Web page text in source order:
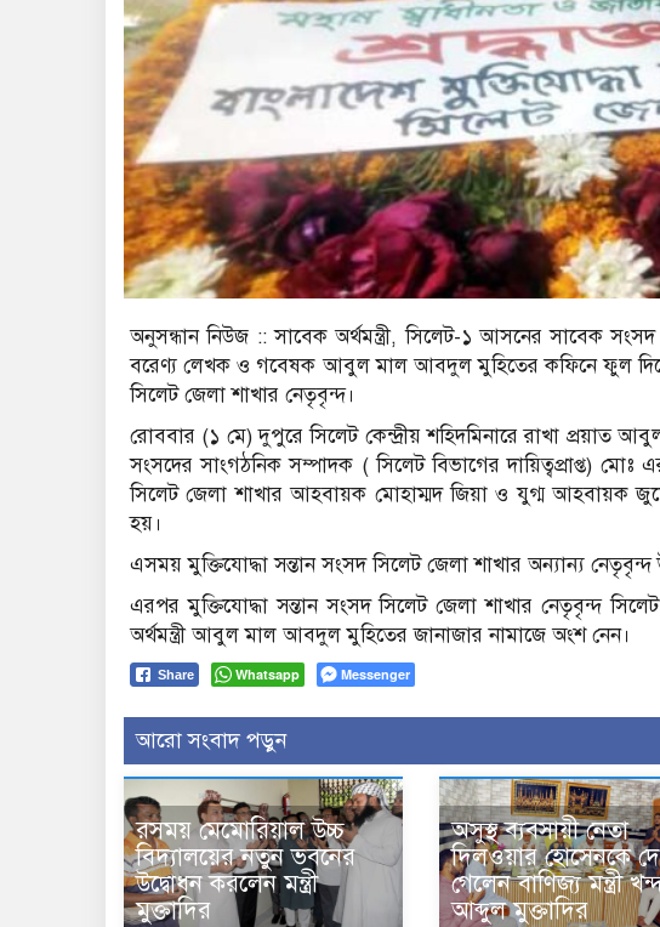
অনুসন্ধান নিউজ :: সাবেক অর্থমন্ত্রী, সিলেট-১ আসনের সাবেক
বরেণ্য লেখক ও গবেষক আবুল মাল আবদুল মুহিতের কফিনে ফুল দিয়ে
সিলেট জেলা শাখার নেতৃবৃন্দ।
রোববার (১ মে) দুপুরে সিলেট কেন্দ্রীয় শহিদমিনারে রাখা প্রয়াত
সংসদের সাংগঠনিক সম্পাদক ( সিলেট বিভাগের দায়িত্বপ্রাপ্ত) মোঃ
সিলেট জেলা শাখার আহবায়ক মোহাম্মদ জিয়া ও যুগ্ম আহবায়ক
হয়।
এসময় মুক্তিযোদ্ধা সন্তান সংসদ সিলেট জেলা শাখার অন্যান্য নেতৃবৃন্দ
এরপর মুক্তিযোদ্ধা সন্তান সংসদ সিলেট জেলা শাখার নেতৃবৃন্দ
অর্থমন্ত্রী আবুল মাল আবদুল মুহিতের জানাজার নামাজে অংশ নেন।
Share Whatsapp Messenger
আরো সংবাদ পড়ুন
রসময় মেমোরিয়াল উচ্চ
বিদ্যালয়ের নতুন ভবনের
উদ্বোধন করলেন মন্ত্রী
মুক্তাদির
অসুস্থ ব্যবসায়ী নেতা
দিলওয়ার হোসেনকে
গেলেন বাণিজ্য মন্ত্রী
আব্দুল মুক্তাদির